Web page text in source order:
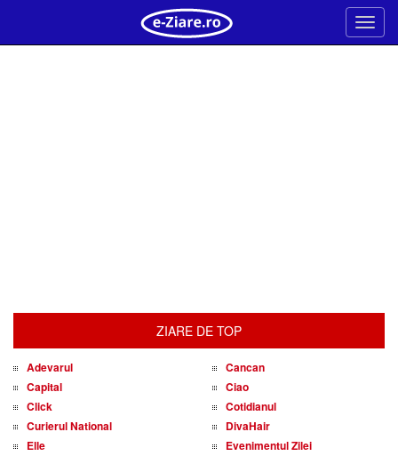
Meniu
ZIARE DE TOP
Adevarul
Cancan
Capital
Ciao
Click
Cotidianul
Curierul National
DivaHair
Elle
Evenimentul Zilei